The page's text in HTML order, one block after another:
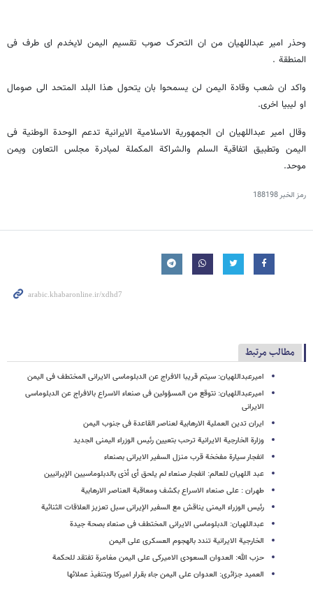
وحذر امیر عبداللهیان من ان التحرک صوب تقسیم الیمن لایخدم ای طرف فی
المنطقة .
واکد ان شعب وقادة الیمن لن یسمحوا بان یتحول هذا البلد المتحد الی صومال
او لیبیا اخری.
وقال امیر عبداللهیان ان الجمهوریة الاسلامیة الایرانیة تدعم الوحدة الوطنیة فی
الیمن وتطبیق اتفاقیة السلم والشراکة المکملة لمبادرة مجلس التعاون ویمن
موحد.
رمز الخبر188198
مطالب مرتبط
امیرعبداللهیان: سیتم قریبا الافراج عن الدبلوماسی الایرانی المختطف فی الیمن
امیرعبداللهیان: نتوقع من المسؤولین فی صنعاء الاسراع بالافراج عن الدبلوماسی
الایرانی
ایران تدین العملیة الارهابیة لعناصر القاعدة فی جنوب الیمن
وزارة الخارجیة الایرانیة ترحب بتعیین رئیس الوزراء الیمنی الجدید
انفجار سیارة مفخخة قرب منزل السفیر الایرانی بصنعاء
عبد اللهیان للعالم: انفجار صنعاء لم یلحق أی أذى بالدبلوماسیین الإیرانیین
طهران : على صنعاء الاسراع بکشف ومعاقبة العناصر الارهابیة
رئیس الوزراء الیمنی یناقش مع السفیر الإیرانی سبل تعزیز العلاقات الثنائیة
عبداللهیان: الدبلوماسی الایرانی المختطف فی صنعاء بصحة جیدة
الخارجیة الایرانیة تندد بالهجوم العسکری على الیمن
حزب الله: العدوان السعودی الامیرکی على الیمن مغامرة تفتقد للحکمة
العمید جزائری: العدوان على الیمن جاء بقرار امیرکا وبتنفیذ عملائها